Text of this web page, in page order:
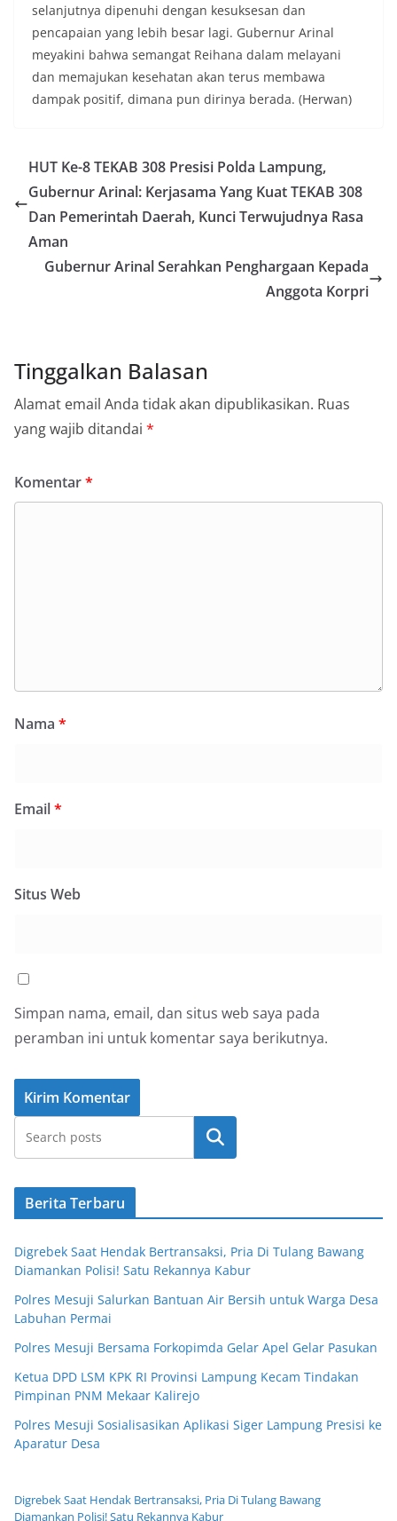
selanjutnya dipenuhi dengan kesuksesan dan
pencapaian yang lebih besar lagi. Gubernur Arinal
meyakini bahwa semangat Reihana dalam melayani
dan memajukan kesehatan akan terus membawa
dampak positif, dimana pun dirinya berada. (Herwan)
HUT Ke-8 TEKAB 308 Presisi Polda Lampung,
Gubernur Arinal: Kerjasama Yang Kuat TEKAB 308
Dan Pemerintah Daerah, Kunci Terwujudnya Rasa
Aman
Gubernur Arinal Serahkan Penghargaan Kepada
Anggota Korpri
Tinggalkan Balasan
Alamat email Anda tidak akan dipublikasikan. Ruas
yang wajib ditandai *
Komentar*
Nama *
Email*
Situs Web
Simpan nama, email, dan situs web saya pada
peramban ini untuk komentar saya berikutnya.
Cari
Berita Terbaru
Digrebek Saat Hendak Bertransaksi, Pria Di Tulang Bawang
Diamankan Polisi! Satu Rekannya Kabur
Polres Mesuji Salurkan Bantuan Air Bersih untuk Warga Desa
Labuhan Permai
Polres Mesuji Bersama Forkopimda Gelar Apel Gelar Pasukan
Ketua DPD LSM KPK RI Provinsi Lampung Kecam Tindakan
Pimpinan PNM Mekaar Kalirejo
Polres Mesuji Sosialisasikan Aplikasi Siger Lampung Presisi ke
Aparatur Desa
Digrebek Saat Hendak Bertransaksi, Pria Di Tulang Bawang
Diamankan Polisi! Satu Rekannya Kabur